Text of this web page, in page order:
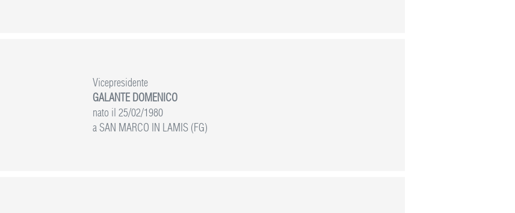
Vicepresidente
GALANTE DOMENICO
nato il 25/02/1980
a SAN MARCO IN LAMIS (FG)